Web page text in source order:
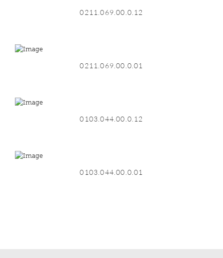
0211.069.00.0.12
0211.069.00.0.01
0103.044.00.0.12
0103.044.00.0.01